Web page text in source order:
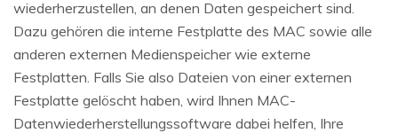
wiederherzustellen, an denen Daten gespeichert sind.
Dazu gehören die interne Festplatte des MAC sowie alle
anderen externen Medienspeicher wie externe
Festplatten. Falls Sie also Dateien von einer externen
Festplatte gelöscht haben, wird Ihnen MAC-
Datenwiederherstellungssoftware dabei helfen, Ihre